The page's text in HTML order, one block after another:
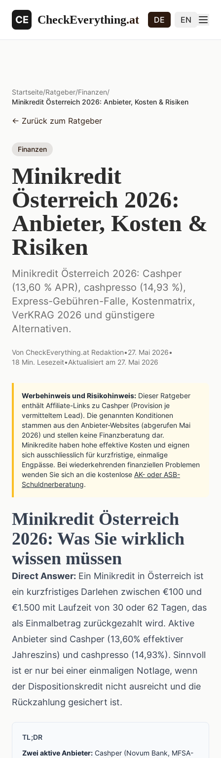
CE CheckEverything.at DE EN
Startseite/Ratgeber/Finanzen/
Minikredit Österreich 2026: Anbieter, Kosten & Risiken
← Zurück zum Ratgeber
Finanzen
Minikredit
Österreich 2026:
Anbieter, Kosten &
Risiken
Minikredit Österreich 2026: Cashper
(13,60 % APR), cashpresso (14,93 %),
Express-Gebühren-Falle, Kostenmatrix,
VerKRAG 2026 und günstigere
Alternativen.
Von CheckEverything.at Redaktion•27. Mai 2026•
18 Min. Lesezeit•Aktualisiert am 27. Mai 2026
Werbehinweis und Risikohinweis: Dieser Ratgeber
enthält Affiliate-Links zu Cashper (Provision je
vermitteltem Lead). Die genannten Konditionen
stammen aus den Anbieter-Websites (abgerufen Mai
2026) und stellen keine Finanzberatung dar.
Minikredite haben hohe effektive Kosten und eignen
sich ausschliesslich für kurzfristige, einmalige
Engpässe. Bei wiederkehrenden finanziellen Problemen
wenden Sie sich an die kostenlose AK- oder ASB-
Schuldnerberatung.
Minikredit Österreich
2026: Was Sie wirklich
wissen müssen
Direct Answer: Ein Minikredit in Österreich ist
ein kurzfristiges Darlehen zwischen €100 und
€1.500 mit Laufzeit von 30 oder 62 Tagen, das
als Einmalbetrag zurückgezahlt wird. Aktive
Anbieter sind Cashper (13,60% effektiver
Jahreszins) und cashpresso (14,93%). Sinnvoll
ist er nur bei einer einmaligen Notlage, wenn
der Dispositionskredit nicht ausreicht und die
Rückzahlung gesichert ist.
TL;DR
Zwei aktive Anbieter: Cashper (Novum Bank, MFSA-